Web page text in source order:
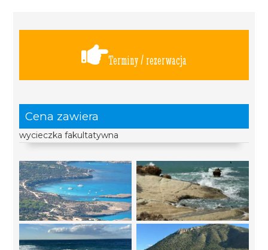
Terminy / rezerwacja
Cena zawiera
wycieczka fakultatywna